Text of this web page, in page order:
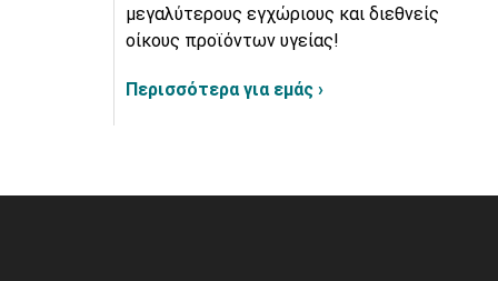
μεγαλύτερους εγχώριους και διεθνείς
οίκους προϊόντων υγείας!
Περισσότερα για εμάς ›